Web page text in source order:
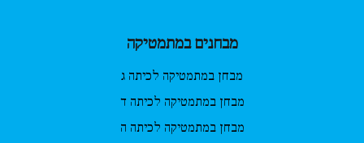
מבחנים במתמטיקה
מבחן במתמטיקה לכיתה ג
מבחן במתמטיקה לכיתה ד
מבחן במתמטיקה לכיתה ה